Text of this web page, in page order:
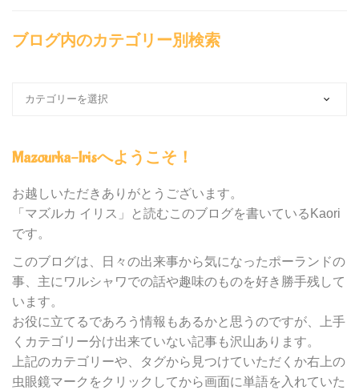
ブログ内のカテゴリー別検索
の
テ
ゴ
ー
別
検
索
Mazourka-Irisへようこそ！
お越しいただきありがとうございます。
「マズルカ イリス」と読むこのブログを書いているKaori
です。
このブログは、日々の出来事から気になったポーランドの
事、主にワルシャワでの話や趣味のものを好き勝手残して
います。
お役に立てるであろう情報もあるかと思うのですが、上手
くカテゴリー分け出来ていない記事も沢山あります。
上記のカテゴリーや、タグから見つけていただくか右上の
虫眼鏡マークをクリックしてから画面に単語を入れていた